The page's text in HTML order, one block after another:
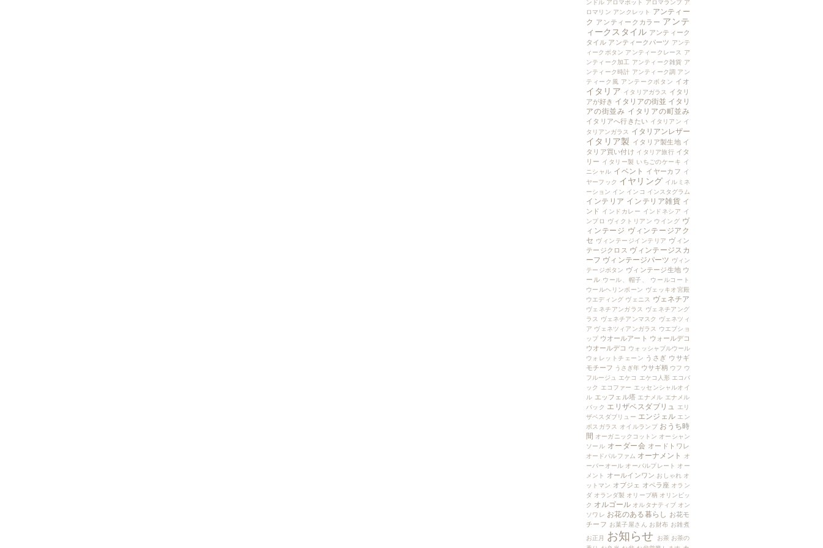
ンドル アロマポット アロマランプ ア
ロマリン アンクレット
アンティー
ク アンティークカラー アンテ
ィークスタイル アンティーク
タイル アンティークパーツ アンテ
ィークボタン アンティークレース
ア
ンティーク加工 アンティーク雑貨 ア
ンティーク時計 アンティーク調 アン
ティーク風
アンテークボタン イオ
イタリア イタリアガラス
イタリ
アが好き イタリアの街並 イタリ
アの街並み イタリアの町並み
イタリアへ行きたい イタリアン イ
タリアンガラス
イタリアンレザー
イタリア製 イタリア製生地 イ
タリア買い付け イタリア旅行 イタ
リー イタリー製 いちごのケーキ イ
ニシャル イベント イヤーカフ イ
ヤーフック イヤリング イルミネ
ーション イン インコ インスタグラム
インテリア インテリア雑貨 イ
ンド インドカレー インドネシア イ
ンプロ
ヴィクトリアン ウイング ヴ
ィンテージ ヴィンテージアク
セ ヴィンテージインテリア ヴィン
テージクロス ヴィンテージスカ
ーフ ヴィンテージパーツ ヴィン
テージボタン ヴィンテージ生地 ウ
ール ウール、帽子、
ウールコート
ウールヘリンボーン ヴェッキオ宮殿
ウエディング ヴェニス ヴェネチア
ヴェネチアンガラス
ヴェネチアング
ラス
ヴェネチアンマスク
ヴェネツィ
ア ヴェネツィアンガラス
ウエブショ
ップ ウオールアート ウォールデコ
ウオールデコ ウォッシャブルウール
ウォレットチェーン うさぎ ウサギ
モチーフ うさぎ年 ウサギ柄 ウフ ウ
フルージュ
エケコ エケコ人形 エコバ
ック
エコファー エッセンシャルオイ
ル エッフェル塔 エナメル エナメル
バック エリザベスダブリュ
エリ
ザベスダブリュー エンジェル エン
ボスガラス
オイルランプ おうち時
間 オーガニックコットン オーシャン
ソール オーダー会 オードトワレ
オードパルファム オーナメント
オ
ーバーオール オーバルプレート オー
メント
オールインワン おしゃれ オ
ットマン オブジェ オペラ座 オラン
ダ オランダ製 オリーブ柄 オリンピッ
ク オルゴール オルタナティブ オン
ソワレ お花のある暮らし お花モ
チーフ お菓子屋さん お財布 お雑煮
お正月
お知らせ お茶 お茶の